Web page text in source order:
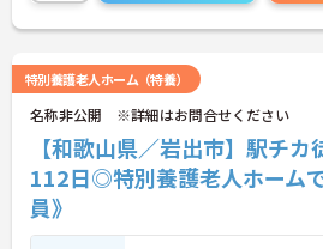
特別養護老人ホーム（特養）
名称非公開 ※詳細はお問合せください
【和歌山県／岩出市】駅チ
112日◎特別養護老人ホーム
員》